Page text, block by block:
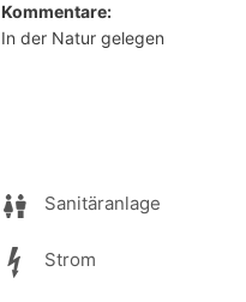
Kommentare:
In der Natur gelegen
Sanitäranlage
Strom